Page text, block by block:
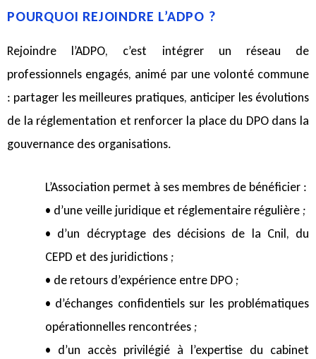
POURQUOI REJOINDRE L’ADPO ?
Rejoindre l’ADPO, c’est intégrer un réseau de
professionnels engagés, animé par une volonté commune
: partager les meilleures pratiques, anticiper les évolutions
de la réglementation et renforcer la place du DPO dans la
gouvernance des organisations.
L’Association permet à ses membres de bénéficier :
• d’une veille juridique et réglementaire régulière ;
• d’un décryptage des décisions de la Cnil, du
CEPD et des juridictions ;
• de retours d’expérience entre DPO ;
• d’échanges confidentiels sur les problématiques
opérationnelles rencontrées ;
• d’un accès privilégié à l’expertise du cabinet